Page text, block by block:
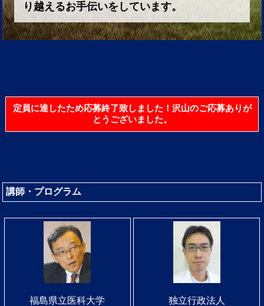
り越えるお手伝いをしています。
定員に達したため応募終了致しました！沢山のご応募ありが
とうございました。
講師・プログラム
福島県立医科大学
独立行政法人